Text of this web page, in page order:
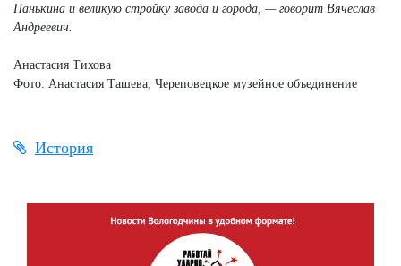
Панькина и великую стройку завода и города, — говорит Вячеслав
Андреевич.
Анастасия Тихова
Фото: Анастасия Ташева, Череповецкое музейное объединение
История